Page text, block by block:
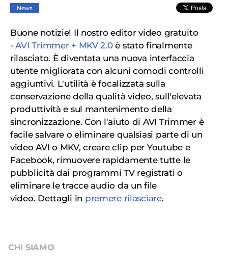
News
Buone notizie! Il nostro editor video gratuito
-AVI Trimmer + MKV 2.0 è stato finalmente
rilasciato. È diventata una nuova interfaccia
utente migliorata con alcuni comodi controlli
aggiuntivi. L'utilità è focalizzata sulla
conservazione della qualità video, sull'elevata
produttività e sul mantenimento della
sincronizzazione. Con l'aiuto di AVI Trimmer è
facile salvare o eliminare qualsiasi parte di un
video AVI o MKV, creare clip per Youtube e
Facebook, rimuovere rapidamente tutte le
pubblicità dai programmi TV registrati o
eliminare le tracce audio da un file
video. Dettagli in premere rilasciare.
CHI SIAMO